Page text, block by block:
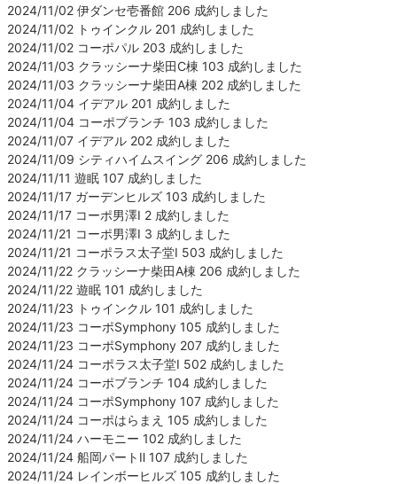
2024/11/02 伊ダンセ壱番館 206 成約しました
2024/11/02 トゥインクル 201 成約しました
2024/11/02 コーポパル 203 成約しました
2024/11/03 クラッシーナ柴田C棟 103 成約しました
2024/11/03 クラッシーナ柴田A棟 202 成約しました
2024/11/04 イデアル 201 成約しました
2024/11/04 コーポブランチ 103 成約しました
2024/11/07 イデアル 202 成約しました
2024/11/09 シティハイムスイング 206 成約しました
2024/11/11 遊眠 107 成約しました
2024/11/17 ガーデンヒルズ 103 成約しました
2024/11/17 コーポ男澤Ⅰ 2 成約しました
2024/11/21 コーポ男澤Ⅰ 3 成約しました
2024/11/21 コーポラス太子堂Ⅰ 503 成約しました
2024/11/22 クラッシーナ柴田A棟 206 成約しました
2024/11/22 遊眠 101 成約しました
2024/11/23 トゥインクル 101 成約しました
2024/11/23 コーポSymphony 105 成約しました
2024/11/23 コーポSymphony 207 成約しました
2024/11/24 コーポラス太子堂Ⅰ 502 成約しました
2024/11/24 コーポブランチ 104 成約しました
2024/11/24 コーポSymphony 107 成約しました
2024/11/24 コーポはらまえ 105 成約しました
2024/11/24 ハーモニー 102 成約しました
2024/11/24 船岡パートⅡ 107 成約しました
2024/11/24 レインボーヒルズ 105 成約しました